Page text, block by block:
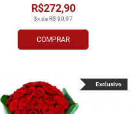
COMPRAR
3x de R$ 90,97
R$272,90
Exclusivo